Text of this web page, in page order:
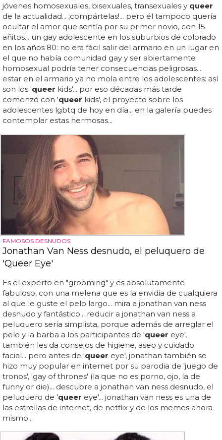
jóvenes homosexuales, bisexuales, transexuales y queer
de la actualidad... ¡compártelas!... pero él tampoco quería
ocultar el amor que sentía por su primer novio, con 15
añitos... un gay adolescente en los suburbios de colorado
en los años 80: no era fácil salir del armario en un lugar en
el que no había comunidad gay y ser abiertamente
homosexual podría tener consecuencias peligrosas...
estar en el armario ya no mola entre los adolescentes: así
son los 'queer kids'... por eso décadas más tarde
comenzó con 'queer kids', el proyecto sobre los
adolescentes lgbtq de hoy en día... en la galería puedes
contemplar estas hermosas...
FAMOSOS DESNUDOS
Jonathan Van Ness desnudo, el peluquero de
'Queer Eye'
Es el experto en "grooming" y es absolutamente
fabuloso, con una melena que es la envidia de cualquiera
al que le guste el pelo largo... mira a jonathan van ness
desnudo y fantástico... reducir a jonathan van ness a
peluquero sería simplista, porque además de arreglar el
pelo y la barba a los participantes de 'queer eye',
también les da consejos de higiene, aseo y cuidado
facial... pero antes de 'queer eye', jonathan también se
hizo muy popular en internet por su parodia de 'juego de
tronos', 'gay of thrones' (la que no es porno, ojo, la de
funny or die)... descubre a jonathan van ness desnudo, el
peluquero de 'queer eye'... jonathan van ness es una de
las estrellas de internet, de netflix y de los memes ahora
mismo...